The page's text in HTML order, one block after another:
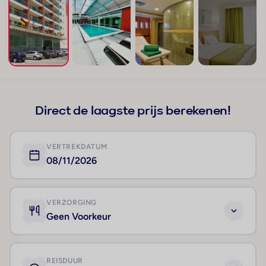
Direct de laagste prijs berekenen!
VERTREKDATUM
08/11/2026
VERZORGING
Geen Voorkeur
REISDUUR